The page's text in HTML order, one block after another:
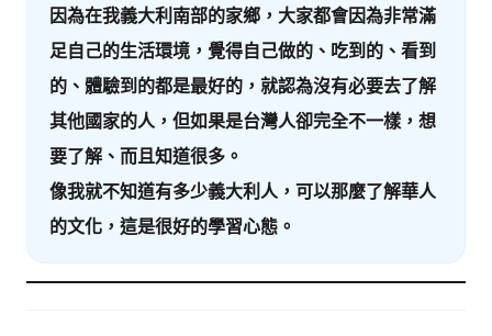
因為在我義大利南部的家鄉，大家都會因為非常滿
足自己的生活環境，覺得自己做的、吃到的、看到
的、體驗到的都是最好的，就認為沒有必要去了解
其他國家的人，但如果是台灣人卻完全不一樣，想
要了解、而且知道很多。
像我就不知道有多少義大利人，可以那麼了解華人
的文化，這是很好的學習心態。